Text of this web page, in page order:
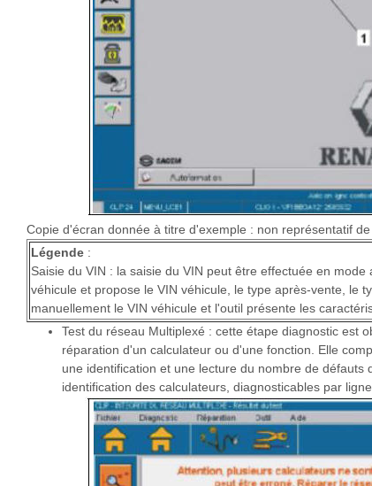
Copie d'écran donnée à titre d'exemple : non représentatif
Légende:
Saisie du VIN : la saisie du VIN peut être effectuée en
véhicule et propose le VIN véhicule, le type après-vente, le
manuellement le VIN véhicule et l'outil présente les
Test du réseau Multiplexé : cette étape diagnostic est
réparation d'un calculateur ou d'une fonction. Elle
une identification et une lecture du nombre de
identification des calculateurs, diagnosticables par